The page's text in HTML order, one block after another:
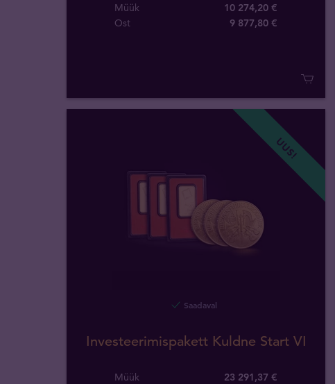
Müük
10 274,20 €
Ost
9 877,80 €
UUS!
Saadaval
Investeerimispakett Kuldne Start VI
Müük
23 291,37 €